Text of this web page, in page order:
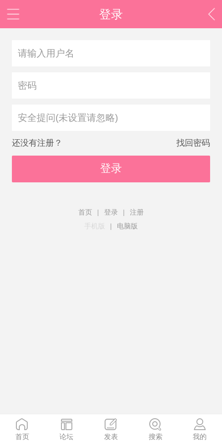
登录
安全提问(未设置请忽略)
还没有注册？ 找回密码
登录
首页 | 登录 |
注册
手机版
| 电脑版
首页 论坛 发表 搜索 我的